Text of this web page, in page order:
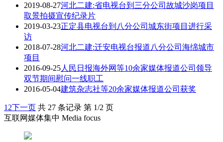
2019-08-27河北二建:省电视台到三分公司故城沙岗项目
取景拍摄宣传纪录片
2019-03-23正定县电视台到八分公司城东街项目进行采
访
2018-07-28河北二建:迁安电视台报道八分公司海绵城市
项目
2016-09-25人民日报海外网等10余家媒体报道公司领导
双节期间慰问一线职工
2016-05-04建筑杂志社等20余家媒体报道公司获奖
1 2下一页 共 27 条记录 第 1/2 页
互联网媒体集中 Media focus